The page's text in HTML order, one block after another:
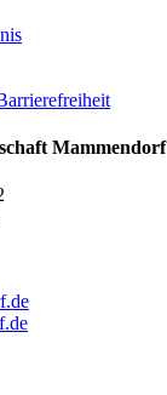
Mammendorf